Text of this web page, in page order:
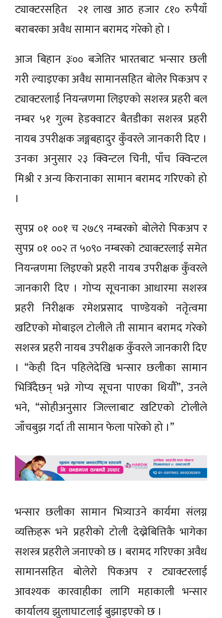
ट्याक्टरसहित २१ लाख आठ हजार ८१० रुपैयाँ
बराबरका अवैध सामान बरामद गरेको हो ।
आज बिहान ३ः०० बजेतिर भारतबाट भन्सार छली
गरी ल्याइएका अवैध सामानसहित बोलेर पिकअप र
ट्याक्टरलाई नियन्त्रणमा लिइएको सशस्त्र प्रहरी बल
नम्बर ५१ गुल्म हेडक्वाटर बैतडीका सशस्त्र प्रहरी
नायब उपरीक्षक जङ्गबहादुर कुँवरले जानकारी दिए ।
उनका अनुसार २३ क्विन्टल चिनी, पाँच क्विन्टल
मिश्री र अन्य किरानाका सामान बरामद गरिएको हो
।
सुपप्र ०१ ००१ च २७८९ नम्बरको बोलेरो पिकअप र
सुपप्र ०१ ००२ त ५०९० नम्बरको ट्याक्टरलाई समेत
नियन्त्रणमा लिइएको प्रहरी नायब उपरीक्षक कुँवरले
जानकारी दिए । गोप्य सूचनाका आधारमा सशस्त्र
प्रहरी निरीक्षक रमेशप्रसाद पाण्डेयको नतृेत्वमा
खटिएको मोबाइल टोलीले ती सामान बरामद गरेको
सशस्त्र प्रहरी नायब उपरीक्षक कुँवरले जानकारी दिए
। “केही दिन पहिलेदेखि भन्सार छलीका सामान
भित्रिँदैछन् भन्ने गोप्य सूचना पाएका थियौँ”, उनले
भने, “सोहीअनुसार जिल्लाबाट खटिएको टोलीले
जाँचबुझ गर्दा ती सामान फेला पारेको हो ।”
भन्सार छलीका सामान भित्र्याउने कार्यमा संलग्न
व्यक्तिहरू भने प्रहरीको टोली देख्नेबित्तिकै भागेका
सशस्त्र प्रहरीले जनाएको छ । बरामद गरिएका अवैध
सामानसहित बोलेरो पिकअप र ट्याक्टरलाई
आवश्यक कारवाहीका लागि महाकाली भन्सार
कार्यालय झुलाघाटलाई बुझाइएको छ ।